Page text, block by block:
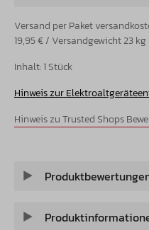
Versand per Paket
19,95 € / Versandgewicht 23 kg
Inhalt:1 Stück
Hinweis zur
Hinweis zu Trusted Shops